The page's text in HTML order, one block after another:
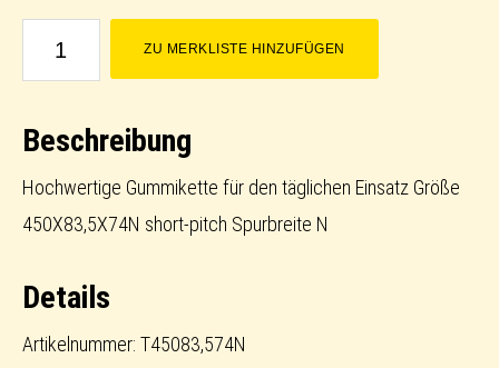
Gummikette
Track
short-
pitch
ZU MERKLISTE HINZUFÜGEN
Beschreibung
Hochwertige Gummikette für den täglichen Einsatz Größe
450X83,5X74N short-pitch Spurbreite N
Details
Artikelnummer: T45083,574N